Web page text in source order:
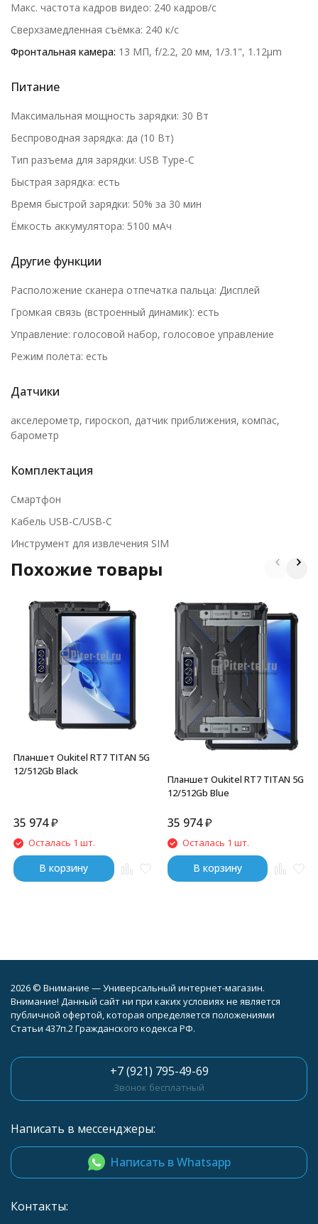
Макс. частота кадров видео: 240 кадров/с
Сверхзамедленная съёмка: 240 к/с
Фронтальная камера: 13 МП, f/2.2, 20 мм, 1/3.1", 1.12µm
Питание
Максимальная мощность зарядки: 30 Вт
Беспроводная зарядка: да (10 Вт)
Тип разъема для зарядки: USB Type-C
Быстрая зарядка: есть
Время быстрой зарядки: 50% за 30 мин
Ёмкость аккумулятора: 5100 мАч
Другие функции
Расположение сканера отпечатка пальца: Дисплей
Громкая связь (встроенный динамик): есть
Управление: голосовой набор, голосовое управление
Режим полета: есть
Датчики
акселерометр, гироскоп, датчик приближения, компас,
барометр
Комплектация
Смартфон
Кабель USB-C/USB-C
Инструмент для извлечения SIM
Похожие товары
Планшет Oukitel RT7 TITAN 5G
12/512Gb Black
35 974₽
Осталась 1 шт.
В корзину
Планшет Oukitel RT7 TITAN 5G
12/512Gb Blue
35 974 ₽
Осталась 1 шт.
В корзину
2026 © Внимание — Универсальный интернет-магазин.
Внимание! Данный сайт ни при каких условиях не является
публичной офертой, которая определяется положениями
Статьи 437п.2 Гражданского кодекса РФ.
+7 (921) 795-49-69
Звонок бесплатный
Написать в мессенджеры:
Написать в Whatsapp
Контакты: